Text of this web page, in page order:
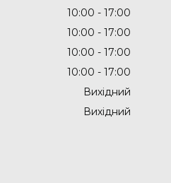
10:00
17:00
10:00
17:00
10:00
17:00
10:00
17:00
Вихідний
Вихідний